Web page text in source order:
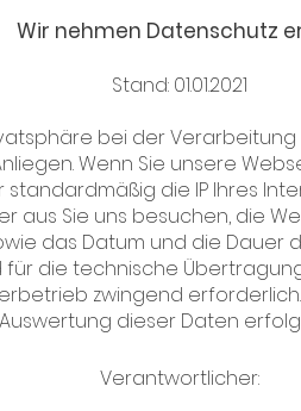
Wir nehmen Datenschutz
Stand: 01.01.2021
bei der
Wenn Sie unsere
die IP Ihres
aus Sie uns besuchen, die
das Datum und die Dauer
für die technische
zwingend
Auswertung dieser Daten
Verantwortlicher: